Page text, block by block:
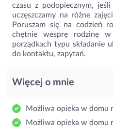
czasu z podopiecznym,
uczęszczamy na różne
Poruszam się na codzień
chętnie wesprę rodzinę
porządkach typu składanie
do kontaktu, zapytań.
Więcej o mnie
Możliwa opieka w domu
Możliwa opieka w domu